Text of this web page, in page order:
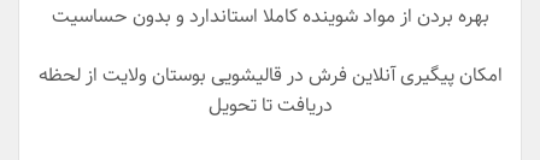
بهره بردن از مواد شوینده کاملا استاندارد و بدون حساسیت
امکان پیگیری آنلاین فرش در قالیشویی بوستان ولایت از لحظه
دریافت تا تحویل